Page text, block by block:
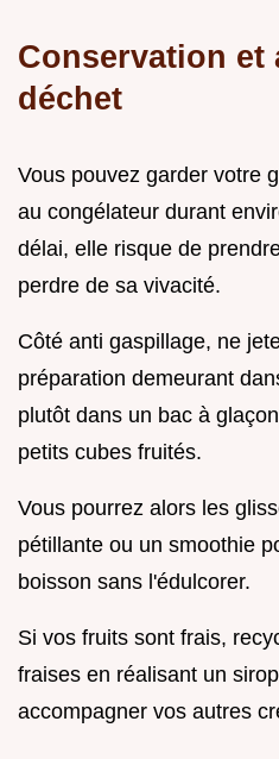
Conservation et
déchet
Vous pouvez garder votre
au congélateur durant
délai, elle risque de
perdre de sa vivacité.
Côté anti gaspillage, ne
préparation demeurant
plutôt dans un bac à
petits cubes fruités.
Vous pourrez alors les
pétillante ou un smoothie
boisson sans l'édulcorer.
Si vos fruits sont frais,
fraises en réalisant un
accompagner vos autres